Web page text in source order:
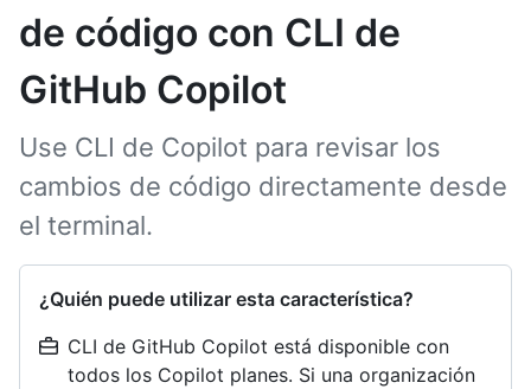
de código con CLI de
GitHub Copilot
Use CLI de Copilot para revisar los
cambios de código directamente desde
el terminal.
¿Quién puede utilizar esta característica?
CLI de GitHub Copilot está disponible con
todos los Copilot planes. Si una organización